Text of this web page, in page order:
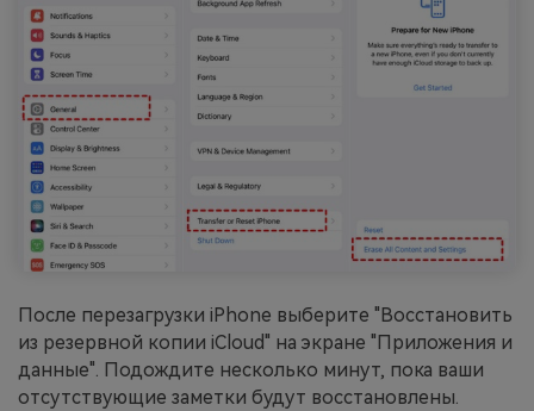
После перезагрузки iPhone выберите "Восстановить
из резервной копии iCloud" на экране "Приложения и
данные". Подождите несколько минут, пока ваши
отсутствующие заметки будут восстановлены.